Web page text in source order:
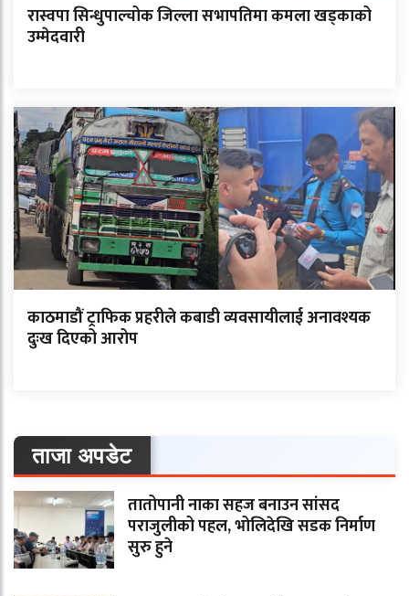
रास्वपा सिन्धुपाल्चोक जिल्ला सभापतिमा कमला खड्काको
उम्मेदवारी
काठमाडौं ट्राफिक प्रहरीले कबाडी व्यवसायीलाई अनावश्यक
दुःख दिएको आरोप
ताजा अपडेट
तातोपानी नाका सहज बनाउन सांसद
पराजुलीको पहल, भोलिदेखि सडक निर्माण
सुरु हुने